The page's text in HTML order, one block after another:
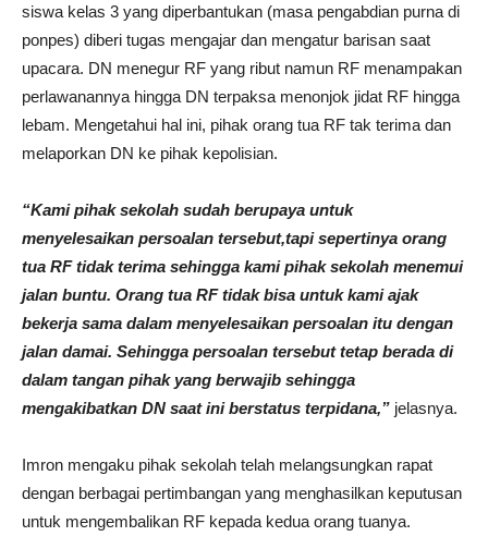
siswa kelas 3 yang diperbantukan (masa pengabdian purna di
ponpes) diberi tugas mengajar dan mengatur barisan saat
upacara. DN menegur RF yang ribut namun RF menampakan
perlawanannya hingga DN terpaksa menonjok jidat RF hingga
lebam. Mengetahui hal ini, pihak orang tua RF tak terima dan
melaporkan DN ke pihak kepolisian.
“Kami pihak sekolah sudah berupaya untuk
menyelesaikan persoalan tersebut,tapi sepertinya orang
tua RF tidak terima sehingga kami pihak sekolah menemui
jalan buntu. Orang tua RF tidak bisa untuk kami ajak
bekerja sama dalam menyelesaikan persoalan itu dengan
jalan damai. Sehingga persoalan tersebut tetap berada di
dalam tangan pihak yang berwajib sehingga
mengakibatkan DN saat ini berstatus terpidana,” jelasnya.
Imron mengaku pihak sekolah telah melangsungkan rapat
dengan berbagai pertimbangan yang menghasilkan keputusan
untuk mengembalikan RF kepada kedua orang tuanya.